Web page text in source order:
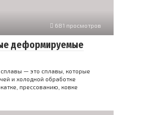
681 просмотров
деформируемые
— это сплавы, которые
и холодной обработке
прессованию, ковке